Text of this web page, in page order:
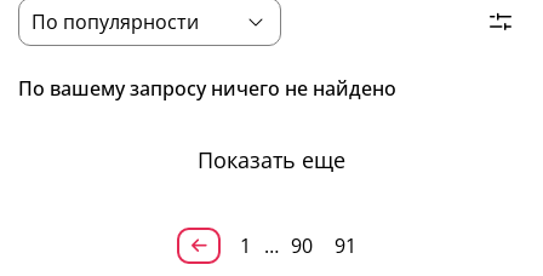
По вашему запросу ничего не найдено
Показать еще
1 … 90 91